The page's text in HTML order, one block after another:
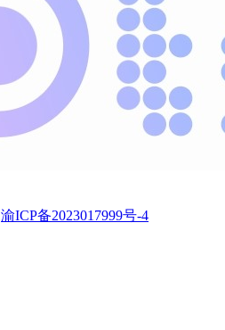
渝ICP备2023017999号-4